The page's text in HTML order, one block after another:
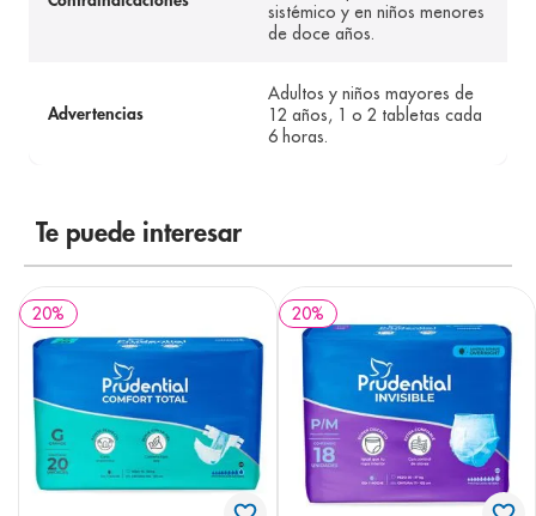
sistémico y en niños menores
de doce años.
Advertencias
Adultos y niños mayores de
12 años, 1 o 2 tabletas cada
6 horas.
Te puede interesar
20% 20%